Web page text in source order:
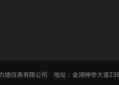
德仪表有限公司 地址：金湖神华大道